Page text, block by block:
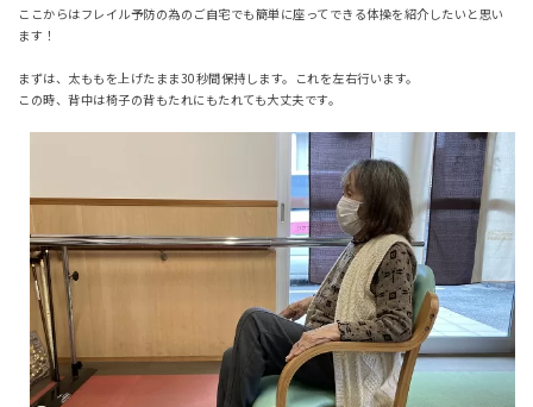
ここからはフレイル予防の為のご自宅でも簡単に座ってできる体操を紹介したいと思い
ます！
まずは、太ももを上げたまま30秒間保持します。これを左右行います。
この時、背中は椅子の背もたれにもたれても大丈夫です。